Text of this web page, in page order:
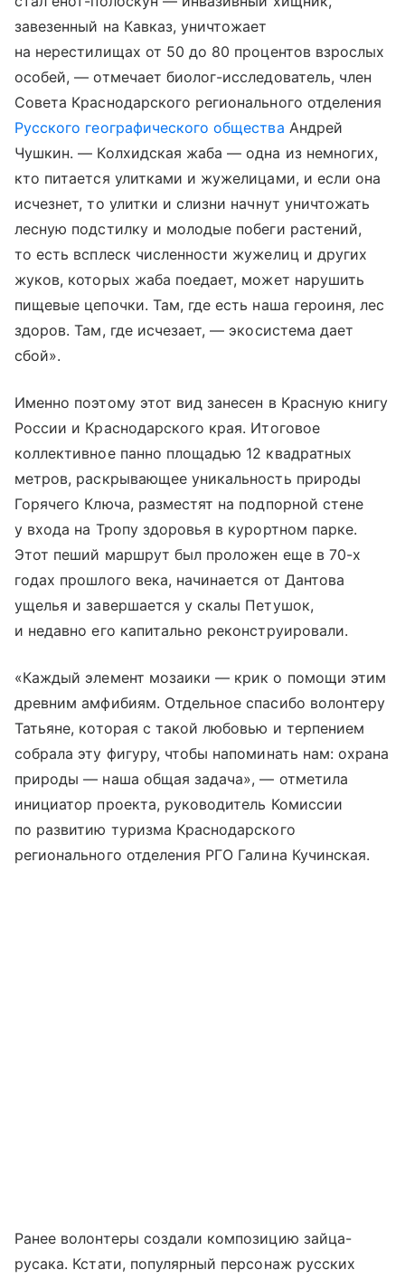
завезенный на Кавказ, уничтожает
на нерестилищах от 50 до 80 процентов взрослых
особей, — отмечает биолог-исследователь, член
Совета Краснодарского регионального отделения
Русского географического общества Андрей
Чушкин. — Колхидская жаба — одна из немногих,
кто питается улитками и жужелицами, и если она
исчезнет, то улитки и слизни начнут уничтожать
лесную подстилку и молодые побеги растений,
то есть всплеск численности жужелиц и других
жуков, которых жаба поедает, может нарушить
пищевые цепочки. Там, где есть наша героиня, лес
здоров. Там, где исчезает, — экосистема дает
сбой».
Именно поэтому этот вид занесен в Красную книгу
России и Краснодарского края. Итоговое
коллективное панно площадью 12 квадратных
метров, раскрывающее уникальность природы
Горячего Ключа, разместят на подпорной стене
у входа на Тропу здоровья в курортном парке.
Этот пеший маршрут был проложен еще в 70-х
годах прошлого века, начинается от Дантова
ущелья и завершается у скалы Петушок,
и недавно его капитально реконструировали.
«Каждый элемент мозаики — крик о помощи этим
древним амфибиям. Отдельное спасибо волонтеру
Татьяне, которая с такой любовью и терпением
собрала эту фигуру, чтобы напоминать нам: охрана
природы — наша общая задача», — отметила
инициатор проекта, руководитель Комиссии
по развитию туризма Краснодарского
регионального отделения РГО Галина Кучинская.
Ранее волонтеры создали композицию зайца-
русака. Кстати, популярный персонаж русских